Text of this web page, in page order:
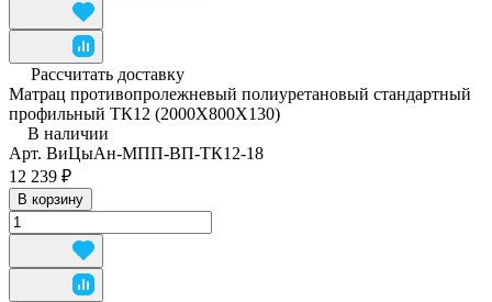
Рассчитать доставку
Матрац противопролежневый полиуретановый стандартный
профильный ТК12 (2000Х800Х130)
В наличии
Арт. ВиЦыАн-МПП-ВП-ТК12-18
12 239 ₽
В корзину